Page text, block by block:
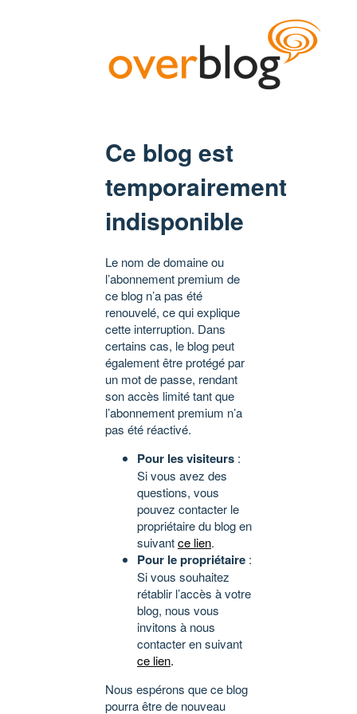
Ce blog est
temporairement
indisponible
Le nom de domaine ou
l’abonnement premium de
ce blog n’a pas été
renouvelé, ce qui explique
cette interruption. Dans
certains cas, le blog peut
également être protégé par
un mot de passe, rendant
son accès limité tant que
l’abonnement premium n’a
pas été réactivé.
Pour les visiteurs :
Si vous avez des
questions, vous
pouvez contacter le
propriétaire du blog en
suivantce lien.
Pour le propriétaire :
Si vous souhaitez
rétablir l’accès à votre
blog, nous vous
invitons à nous
contacter en suivant
ce lien.
Nous espérons que ce blog
pourra être de nouveau